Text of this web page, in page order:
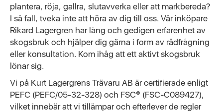
plantera, röja, gallra, slutavverka eller att markbereda?
I så fall, tveka inte att höra av dig till oss. Vår inköpare
Rikard Lagergren har lång och gedigen erfarenhet av
skogsbruk och hjälper dig gärna i form av rådfrågning
eller konsultation. Kom ihåg att ett aktivt skogsbruk
lönar sig.
Vi på Kurt Lagergrens Trävaru AB är certifierade enligt
PEFC (PEFC/05-32-328) och FSC® (FSC-C089427),
vilket innebär att vi tillämpar och efterlever de regler